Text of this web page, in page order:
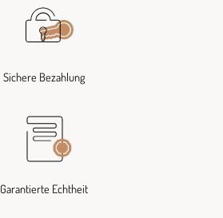
Sichere Bezahlung
Garantierte Echtheit